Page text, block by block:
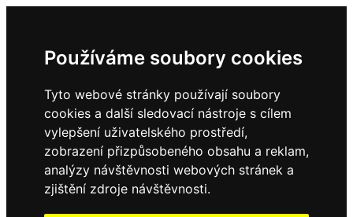
Používáme soubory cookies
Tyto webové stránky používají soubory
cookies a další sledovací nástroje s cílem
vylepšení uživatelského prostředí,
zobrazení přizpůsobeného obsahu a reklam,
analýzy návštěvnosti webových stránek a
zjištění zdroje návštěvnosti.